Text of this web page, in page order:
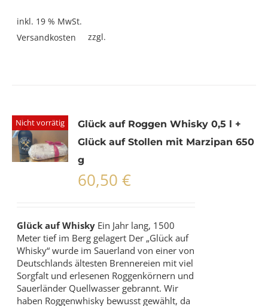
inkl. 19 % MwSt.
zzgl.
Versandkosten
Nicht vorrätig
Glück auf Roggen Whisky 0,5 l +
Glück auf Stollen mit Marzipan 650
g
60,50€
Glück auf Whisky Ein Jahr lang, 1500
Meter tief im Berg gelagert Der „Glück auf
Whisky“ wurde im Sauerland von einer von
Deutschlands ältesten Brennereien mit viel
Sorgfalt und erlesenen Roggenkörnern und
Sauerländer Quellwasser gebrannt. Wir
haben Roggenwhisky bewusst gewählt, da